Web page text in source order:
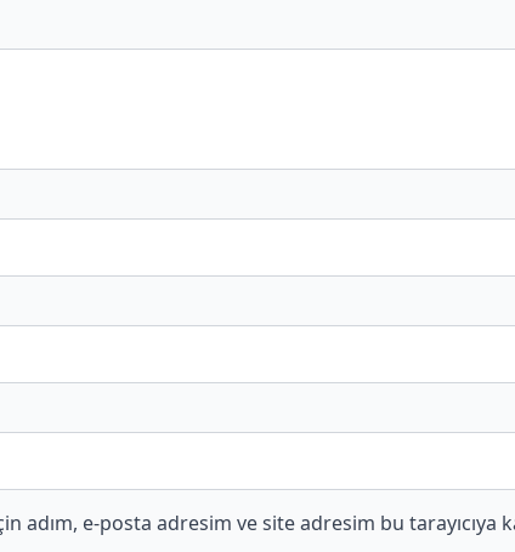
adım, e-posta adresim ve site adresim bu tarayıcıya